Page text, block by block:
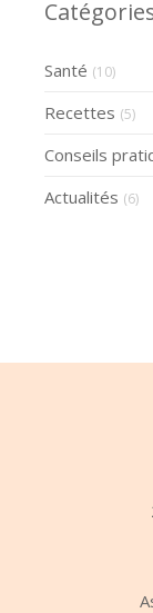
Santé (10)
Recettes (5)
Conseils
Actualités (6)